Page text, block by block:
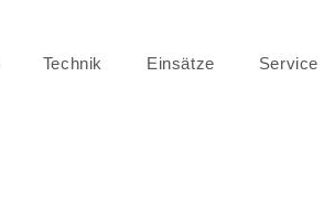
Technik Einsätze Service